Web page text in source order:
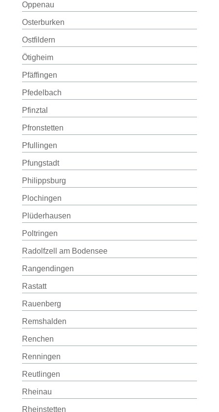
Oppenau
Osterburken
Ostfildern
Ötigheim
Pfäffingen
Pfedelbach
Pfinztal
Pfronstetten
Pfullingen
Pfungstadt
Philippsburg
Plochingen
Plüderhausen
Poltringen
Radolfzell am Bodensee
Rangendingen
Rastatt
Rauenberg
Remshalden
Renchen
Renningen
Reutlingen
Rheinau
Rheinstetten